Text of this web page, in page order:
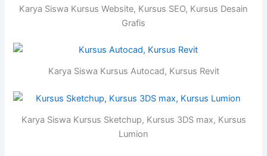
Karya Siswa Kursus Website, Kursus SEO, Kursus Desain
Grafis
Karya Siswa Kursus Autocad, Kursus Revit
Karya Siswa Kursus Sketchup, Kursus 3DS max, Kursus
Lumion